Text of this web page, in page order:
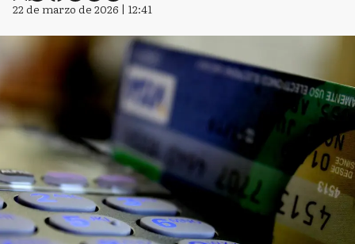
22 de marzo de 2026 | 12:41